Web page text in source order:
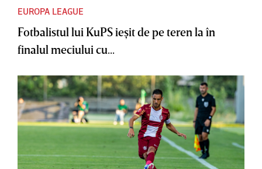
EUROPA LEAGUE
Fotbalistul lui KuPS ieşit de pe teren la în
finalul meciului cu...